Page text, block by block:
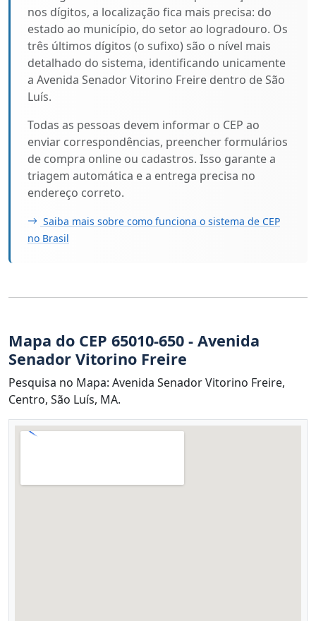
nos dígitos, a localização fica mais precisa: do
estado ao município, do setor ao logradouro. Os
três últimos dígitos (o sufixo) são o nível mais
detalhado do sistema, identificando unicamente
a Avenida Senador Vitorino Freire dentro de São
Luís.
Todas as pessoas devem informar o CEP ao
enviar correspondências, preencher formulários
de compra online ou cadastros. Isso garante a
triagem automática e a entrega precisa no
endereço correto.
Saiba mais sobre como funciona o sistema de CEP
no Brasil
Mapa do CEP 65010-650 - Avenida
Senador Vitorino Freire
Pesquisa no Mapa: Avenida Senador Vitorino Freire,
Centro, São Luís, MA.